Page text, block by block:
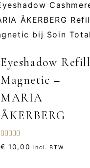
Eyeshadow Refill
Magnetic –
MARIA
ÅKERBERG
Gewaardeerd
5.00
€ 10,00 incl. BTW